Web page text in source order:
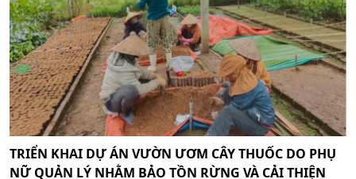
TRIỂN KHAI DỰ ÁN VƯỜN ƯƠM CÂY THUỐC DO PHỤ
NỮ QUẢN LÝ NHẰM BẢO TỒN RỪNG VÀ CẢI THIỆN